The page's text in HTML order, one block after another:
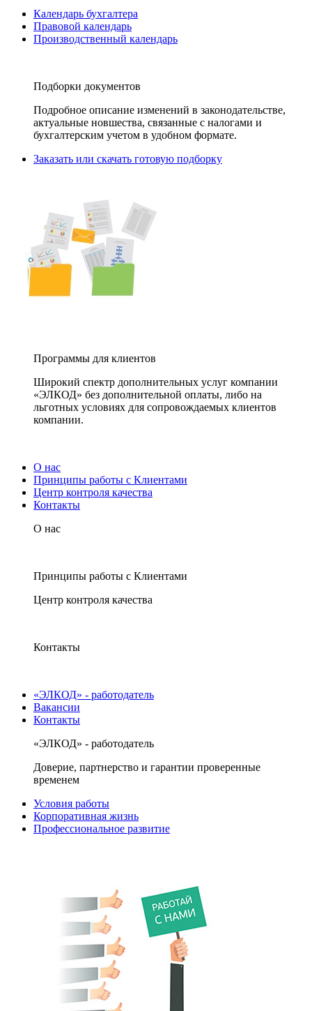
Календарь бухгалтера
Правовой календарь
Производственный календарь
Подборки документов
Подробное описание изменений в законодательстве,
актуальные новшества, связанные с налогами и
бухгалтерским учетом в удобном формате.
Заказать или скачать готовую подборку
Программы для клиентов
Широкий спектр дополнительных услуг компании
«ЭЛКОД» без дополнительной оплаты, либо на
льготных условиях для сопровождаемых клиентов
компании.
О нас
Принципы работы с Клиентами
Центр контроля качества
Контакты
О нас
Принципы работы с Клиентами
Центр контроля качества
Контакты
«ЭЛКОД» - работодатель
Вакансии
Контакты
«ЭЛКОД» - работодатель
Доверие, партнерство и гарантии проверенные
временем
Условия работы
Корпоративная жизнь
Профессиональное развитие